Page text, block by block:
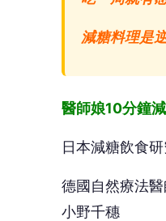
減糖料理是
醫師娘10分鐘
日本減糖飲食
德國自然療法
小野千穗